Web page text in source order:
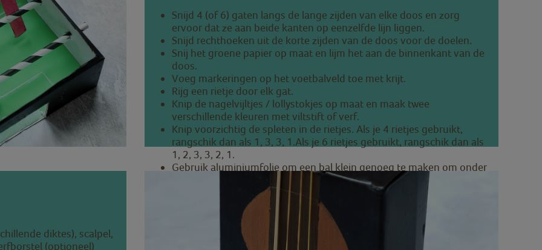
Snijd 4 (of 6) gaten langs de lange zijden van elke doos en zorg
ervoor dat ze aan beide kanten op eenzelfde lijn liggen.
Snijd rechthoeken uit de korte zijden van de doos voor de doelen.
Snij het groene papier op maat en lijm het aan de binnenkant van de
doos.
Voeg markeringen op het voetbalveld toe met krijt.
Rijg een rietje door elk gat.
Knip de nagelvijltjes / lollystokjes op maat en maak twee
verschillende kleuren met viltstift of verf.
Knip voorzichtig de spleten in de rietjes. Als je 4 rietjes gebruikt,
rangschik dan als 1, 3, 3, 1.Als je 6 rietjes gebruikt, rangschik dan als
1, 2, 3, 3, 2, 1.
Gebruik aluminiumfolie om een bal klein genoeg te maken om onder
diktes), scalpel,
(optioneel)